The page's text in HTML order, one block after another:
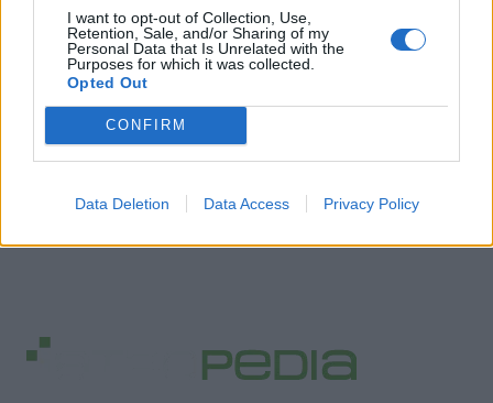
I want to opt-out of Collection, Use,
Retention, Sale, and/or Sharing of my
Personal Data that Is Unrelated with the
Purposes for which it was collected.
Opted Out
CONFIRM
Data Deletion Data Access Privacy Policy